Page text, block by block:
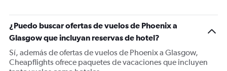
Y
axis
displaying
values.
Range:
¿Puedo buscar ofertas de vuelos de Phoenix a
Glasgow que incluyan reservas de hotel?
Sí, además de ofertas de vuelos de Phoenix a Glasgow,
Cheapflights ofrece paquetes de vacaciones que incluyen